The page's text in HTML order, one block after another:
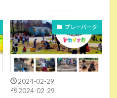
プレーパーク
2024-02-29
2024-02-29